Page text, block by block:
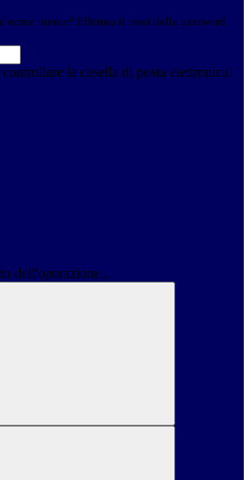
nome utente? Effettua il reset della password
la casella di posta elettronica!
dell'operazione...